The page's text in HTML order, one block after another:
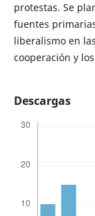
protestas. Se
fuentes
liberalismo en
cooperación y
Descargas